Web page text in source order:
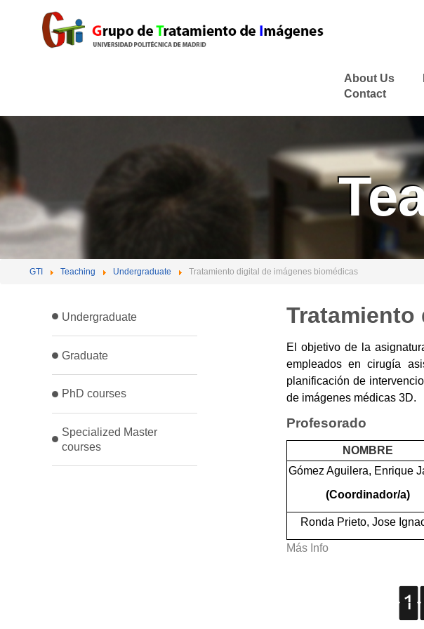
About Us
Contact
GTI Teaching Undergraduate Tratamiento digital de imágenes biomédicas
Undergraduate
Graduate
PhD courses
Specialized Master
courses
Tratamiento
El objetivo de la
empleados en cirugía
planificación de
de imágenes médicas 3D.
Profesorado
NOMBRE
Gómez Aguilera, Enrique
(Coordinador/a)
Ronda Prieto, Jose
Más Info